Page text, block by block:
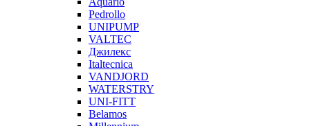
Pedrollo
UNIPUMP
VALTEC
Джилекс
Italtecnica
VANDJORD
WATERSTRY
UNI-FITT
Belamos